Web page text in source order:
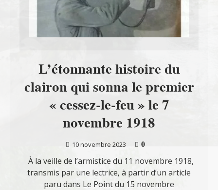
L’étonnante histoire du
clairon qui sonna le premier
« cessez-le-feu » le 7
novembre 1918
10 novembre 2023
0
À la veille de l’armistice du 11 novembre 1918,
transmis par une lectrice, à partir d’un article
paru dans Le Point du 15 novembre